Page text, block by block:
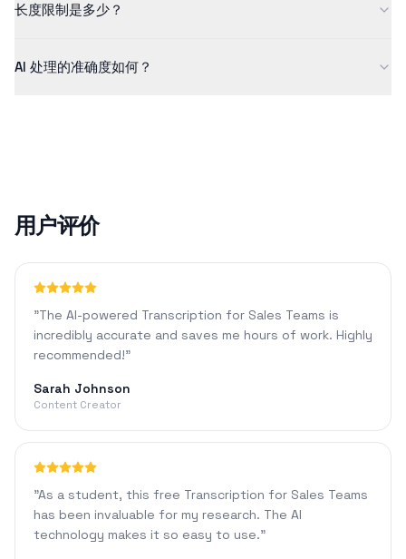
并在处理后自动删除。我们绝不会存储或共享您的文件。
长度限制是多少？
分钟的内容，并可以使用自定义格式和 AI 聊天等高级功能。
AI 处理的准确度如何？
用户评价
"The AI-powered Transcription for Sales Teams is
incredibly accurate and saves me hours of work. Highly
recommended!"
Sarah Johnson
Content Creator
"As a student, this free Transcription for Sales Teams
has been invaluable for my research. The AI
technology makes it so easy to use."